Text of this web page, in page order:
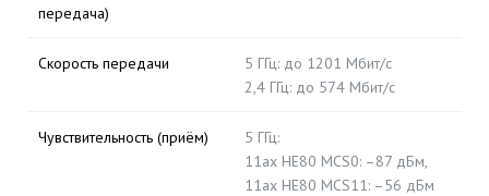
передача)
Скороcть передачи
5 ГГц: до 1201 Мбит/с
2,4 ГГц: до 574 Мбит/с
Чувствительность (приём)
5 ГГц:
11ax HE80 MCS0: –87 дБм,
11ax HE80 MCS11: –56 дБм